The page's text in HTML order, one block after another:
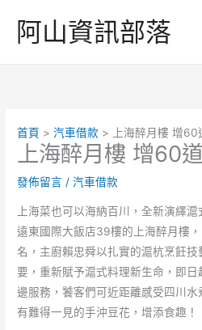
阿山資訊部落
首頁 汽車借款 上海醉月樓 增60
上海醉月樓 增60
發佈留言 /汽車借款
上海菜也可以海納百川，全新演繹
遠東國際大飯店39樓的上海醉月樓
名，主廚賴忠舜以扎實的滬杭烹飪技
要，重新賦予滬式料理新生命，即
邊服務，饕客們可近距離感受四川
有難得一見的手沖豆花，增添食趣！